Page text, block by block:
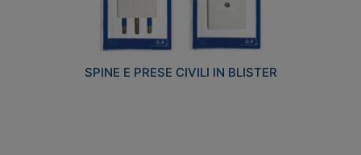
SPINE E PRESE CIVILI IN BLISTER